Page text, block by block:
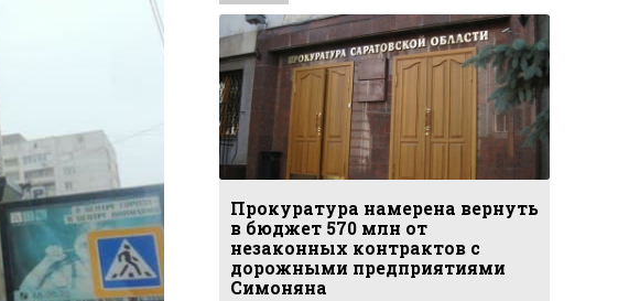
Прокуратура намерена вернуть
в бюджет 570 млн от
незаконных контрактов с
дорожными предприятиями
Симоняна